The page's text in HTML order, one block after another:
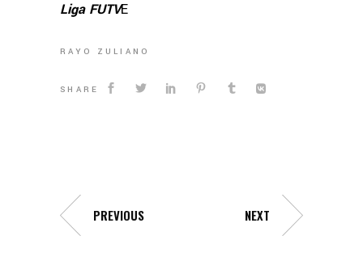
Liga FUTVE
RAYO ZULIANO
SHARE
PREVIOUS NEXT